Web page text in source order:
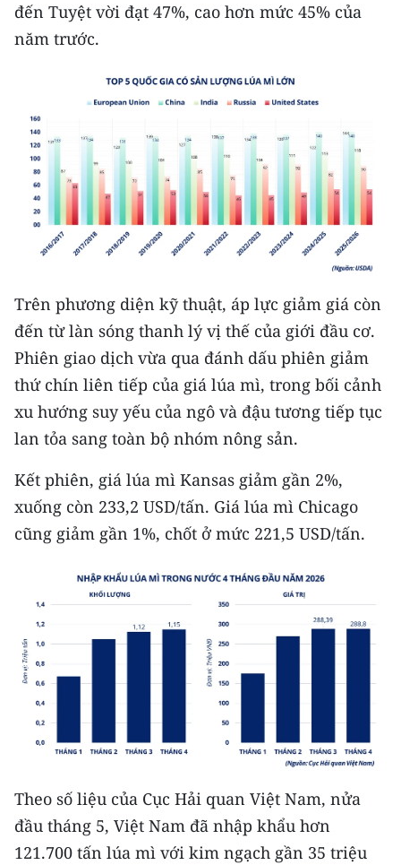
Media Giáo dục
Media Khoa học - Công nghệ
Media Môi trường
Ảnh
Infographic
TIN ĐỊA PHƯƠNG
Trung du và miền núi phía Bắc
Đồng bằng sông Hồng
Bắc Trung Bộ
Duyên hải Nam Trung Bộ và Tây
Nguyên
Đông Nam Bộ
Đồng bằng sông Cửu Long
Chuyên trang Hà Nội
Chuyên trang TP. Hồ Chí Minh
CÁC CHUYÊN TRANG
VỀ BÁO NHÂN DÂN
THỜI NAY
đến Tuyệt vời đạt 47%, cao hơn mức 45% của
năm trước.
Trên phương diện kỹ thuật, áp lực giảm giá còn
đến từ làn sóng thanh lý vị thế của giới đầu cơ.
Phiên giao dịch vừa qua đánh dấu phiên giảm
thứ chín liên tiếp của giá lúa mì, trong bối cảnh
xu hướng suy yếu của ngô và đậu tương tiếp tục
lan tỏa sang toàn bộ nhóm nông sản.
Kết phiên, giá lúa mì Kansas giảm gần 2%,
xuống còn 233,2 USD/tấn. Giá lúa mì Chicago
cũng giảm gần 1%, chốt ở mức 221,5 USD/tấn.
Theo số liệu của Cục Hải quan Việt Nam, nửa
đầu tháng 5, Việt Nam đã nhập khẩu hơn
121.700 tấn lúa mì với kim ngạch gần 35 triệu